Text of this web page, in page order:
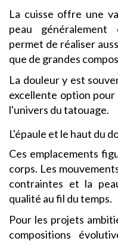
La cuisse offre une
peau généralement
permet de réaliser
que de grandes
La douleur y est
excellente option
l'univers du tatouage.
L'épaule et le haut du
Ces emplacements
corps. Les
contraintes et la
qualité au fil du temps.
Pour les projets
compositions